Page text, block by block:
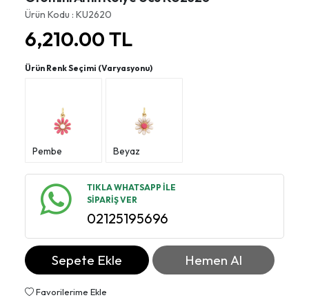
Ürün Kodu : KU2620
6,210.00TL
Ürün Renk Seçimi (Varyasyonu)
Pembe Beyaz
TIKLA WHATSAPP İLE
SİPARİŞ VER
02125195696
Sepete Ekle Hemen Al
Favorilerime Ekle